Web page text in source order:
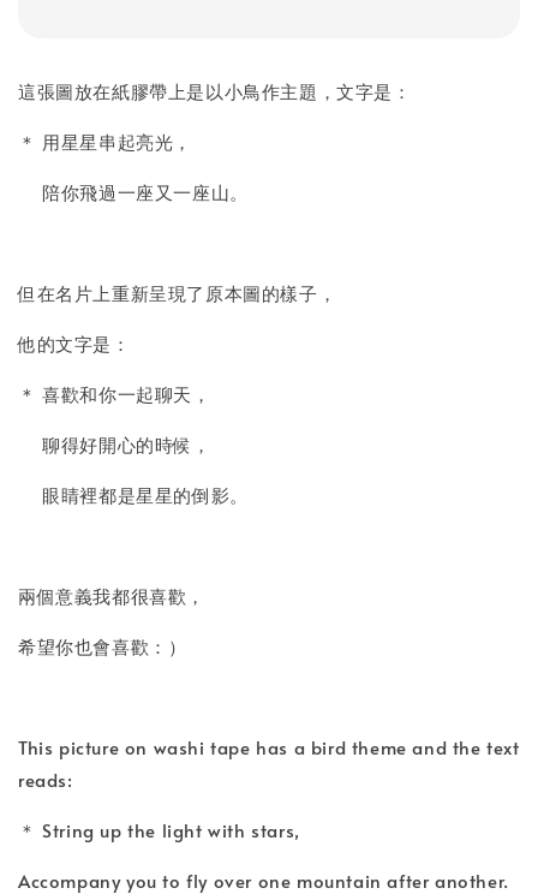
這張圖放在紙膠帶上是以小鳥作主題，文字是：
＊ 用星星串起亮光，
陪你飛過一座又一座山。
但在名片上重新呈現了原本圖的樣子，
他的文字是：
＊ 喜歡和你一起聊天，
聊得好開心的時候，
眼睛裡都是星星的倒影。
兩個意義我都很喜歡，
希望你也會喜歡：）
This picture on washi tape has a bird theme and the text
reads:
＊ String up the light with stars,
Accompany you to fly over one mountain after another.